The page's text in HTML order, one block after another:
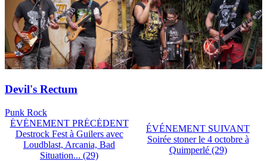
Devil's Rectum
Punk Rock
ÉVÉNEMENT PRÉCÉDENT
Destrock Fest à Guilers avec
Loudblast, Arcania, Bad
Situation... (29)
ÉVÉNEMENT SUIVANT
Soirée stoner le 4 octobre à
Quimperlé (29)